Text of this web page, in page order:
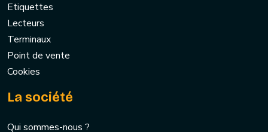
Etiquettes
Lecteurs
Terminaux
Point de vente
Cookies
La société
Qui sommes-nous ?